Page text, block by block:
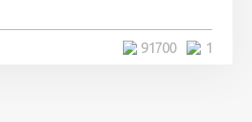
1
91700